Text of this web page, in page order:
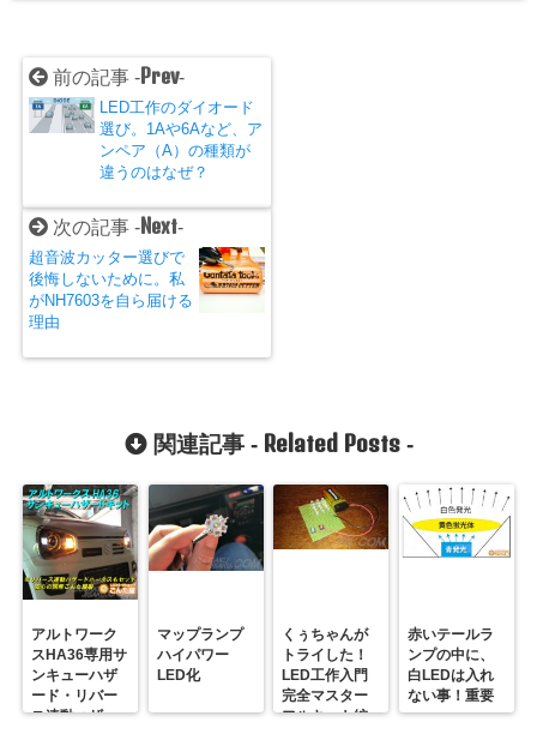
前の記事 -Prev-
LED工作のダイオード
選び。1Aや6Aなど、ア
ンペア（A）の種類が
違うのはなぜ？
次の記事 -Next-
超音波カッター選びで
後悔しないために。私
がNH7603を自ら届ける
理由
関連記事 - Related Posts-
アルトワーク
スHA36専用サ
ンキューハザ
ード・リバー
ス連動ハザー
マップランプ
ハイパワー
LED化
くぅちゃんが
トライした！
LED工作入門
完全マスター
フルキット編
赤いテールラ
ンプの中に、
白LEDは入れ
ない事！重要